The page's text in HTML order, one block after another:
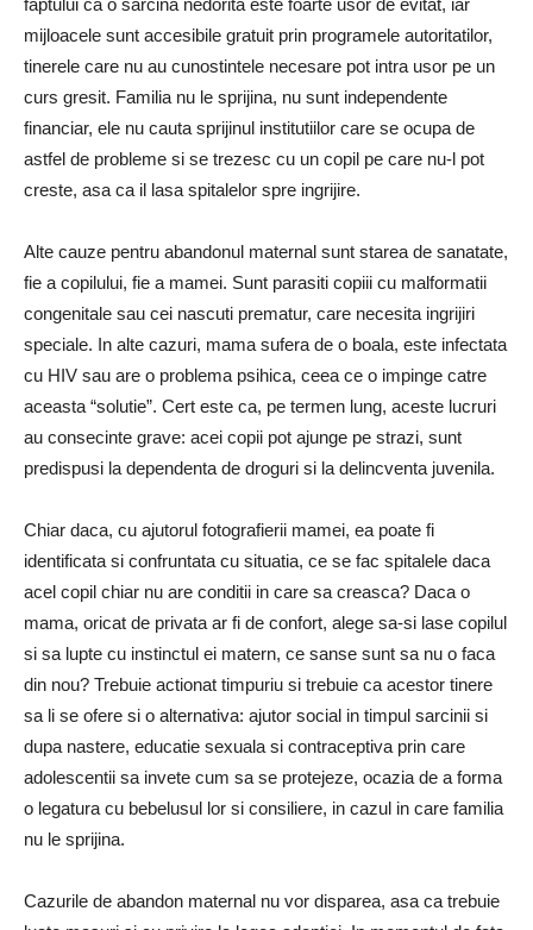
faptului ca o sarcina nedorita este foarte usor de evitat, iar
mijloacele sunt accesibile gratuit prin programele autoritatilor,
tinerele care nu au cunostintele necesare pot intra usor pe un
curs gresit. Familia nu le sprijina, nu sunt independente
financiar, ele nu cauta sprijinul institutiilor care se ocupa de
astfel de probleme si se trezesc cu un copil pe care nu-l pot
creste, asa ca il lasa spitalelor spre ingrijire.
Alte cauze pentru abandonul maternal sunt starea de sanatate,
fie a copilului, fie a mamei. Sunt parasiti copiii cu malformatii
congenitale sau cei nascuti prematur, care necesita ingrijiri
speciale. In alte cazuri, mama sufera de o boala, este infectata
cu HIV sau are o problema psihica, ceea ce o impinge catre
aceasta “solutie”. Cert este ca, pe termen lung, aceste lucruri
au consecinte grave: acei copii pot ajunge pe strazi, sunt
predispusi la dependenta de droguri si la delincventa juvenila.
Chiar daca, cu ajutorul fotografierii mamei, ea poate fi
identificata si confruntata cu situatia, ce se fac spitalele daca
acel copil chiar nu are conditii in care sa creasca? Daca o
mama, oricat de privata ar fi de confort, alege sa-si lase copilul
si sa lupte cu instinctul ei matern, ce sanse sunt sa nu o faca
din nou? Trebuie actionat timpuriu si trebuie ca acestor tinere
sa li se ofere si o alternativa: ajutor social in timpul sarcinii si
dupa nastere, educatie sexuala si contraceptiva prin care
adolescentii sa invete cum sa se protejeze, ocazia de a forma
o legatura cu bebelusul lor si consiliere, in cazul in care familia
nu le sprijina.
Cazurile de abandon maternal nu vor disparea, asa ca trebuie